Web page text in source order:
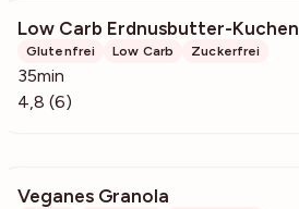
Low Carb Erdnusbutter-Kuchen
Glutenfrei Low Carb Zuckerfrei
35min
4,8 (6)
Veganes Granola